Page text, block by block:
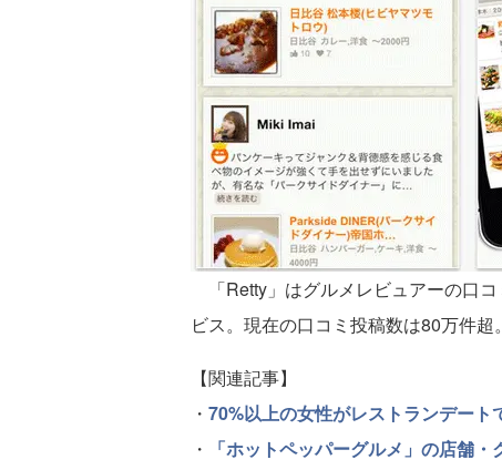
「Retty」はグルメレビュアーの口
ビス。現在の口コミ投稿数は80万件超
【関連記事】
・ 70%以上の女性がレストランデート
・
「ホットペッパーグルメ」の店舗